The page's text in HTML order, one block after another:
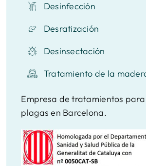
Desinfección
Desratización
Desinsectación
Tratamiento de la
Empresa de tratamientos
plagas en Barcelona.